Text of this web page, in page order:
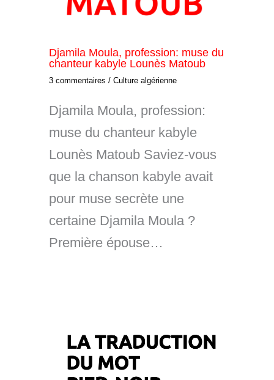
Djamila Moula, profession: muse du
chanteur kabyle Lounès Matoub
3 commentaires / Culture algérienne
Djamila Moula, profession:
muse du chanteur kabyle
Lounès Matoub Saviez-vous
que la chanson kabyle avait
pour muse secrète une
certaine Djamila Moula ?
Première épouse…